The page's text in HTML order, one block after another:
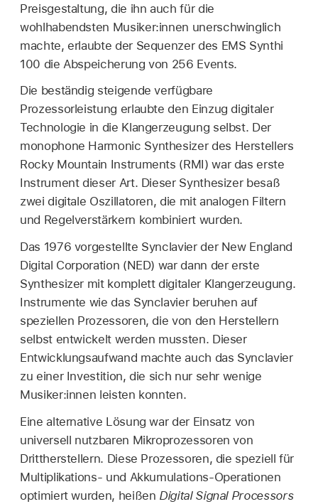
Preisgestaltung, die ihn auch für die
wohlhabendsten Musiker:innen unerschwinglich
machte, erlaubte der Sequenzer des EMS Synthi
100 die Abspeicherung von 256 Events.
Die beständig steigende verfügbare
Prozessorleistung erlaubte den Einzug digitaler
Technologie in die Klangerzeugung selbst. Der
monophone Harmonic Synthesizer des Herstellers
Rocky Mountain Instruments (RMI) war das erste
Instrument dieser Art. Dieser Synthesizer besaß
zwei digitale Oszillatoren, die mit analogen Filtern
und Regelverstärkern kombiniert wurden.
Das 1976 vorgestellte Synclavier der New England
Digital Corporation (NED) war dann der erste
Synthesizer mit komplett digitaler Klangerzeugung.
Instrumente wie das Synclavier beruhen auf
speziellen Prozessoren, die von den Herstellern
selbst entwickelt werden mussten. Dieser
Entwicklungsaufwand machte auch das Synclavier
zu einer Investition, die sich nur sehr wenige
Musiker:innen leisten konnten.
Eine alternative Lösung war der Einsatz von
universell nutzbaren Mikroprozessoren von
Drittherstellern. Diese Prozessoren, die speziell für
Multiplikations- und Akkumulations-Operationen
optimiert wurden, heißen Digital Signal Processors